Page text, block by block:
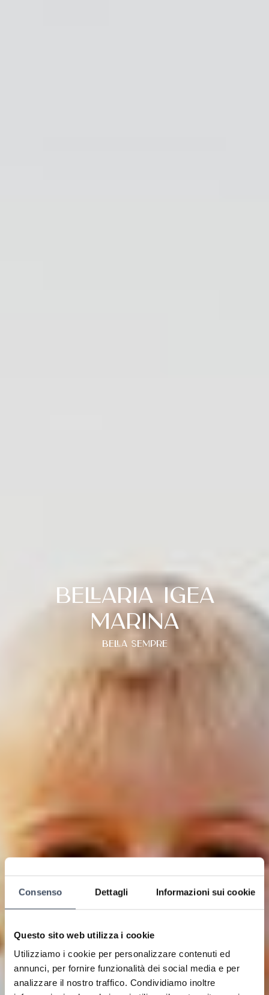
Consenso Dettagli Informazioni sui cookie
Questo sito web utilizza i cookie
Utilizziamo i cookie per personalizzare contenuti ed
annunci, per fornire funzionalità dei social media e per
analizzare il nostro traffico. Condividiamo inoltre
Bellaria Igea
Marina
bella sempre